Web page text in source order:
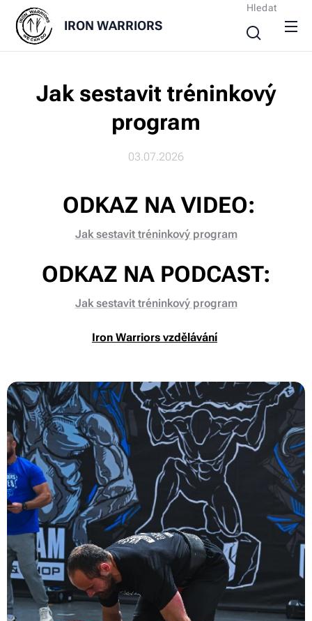
IRON WARRIORS
Hledat
Jak sestavit tréninkový
program
03.07.2026
ODKAZ NA VIDEO:
Jak sestavit tréninkový program
ODKAZ NA PODCAST:
Jak sestavit tréninkový program
Iron Warriors vzdělávání